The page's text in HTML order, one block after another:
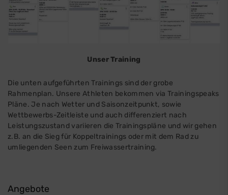
Unser Training
Die unten aufgeführten Trainings sind der grobe
Rahmenplan. Unsere Athleten bekommen via Trainingspeaks
Pläne. Je nach Wetter und Saisonzeitpunkt, sowie
Wettbewerbs-Zeitleiste und auch differenziert nach
Leistungszustand variieren die Trainingspläne und wir gehen
z.B. an die Sieg für Koppeltrainings oder mit dem Rad zu
umliegenden Seen zum Freiwassertraining.
Angebote